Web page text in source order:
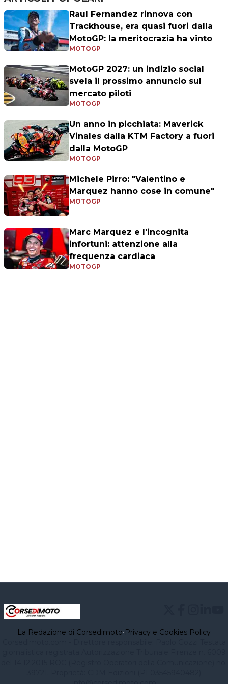
Raul Fernandez rinnova con
Trackhouse, era quasi fuori dalla
MotoGP: la meritocrazia ha vinto
MOTOGP
MotoGP 2027: un indizio social
svela il prossimo annuncio sul
mercato piloti
MOTOGP
Un anno in picchiata: Maverick
Vinales dalla KTM Factory a fuori
dalla MotoGP
MOTOGP
Michele Pirro: "Valentino e
Marquez hanno cose in comune"
MOTOGP
Marc Marquez e l'incognita
infortuni: attenzione alla
frequenza cardiaca
MOTOGP
La Redazione di Corsedimoto•Privacy e Cookies Policy